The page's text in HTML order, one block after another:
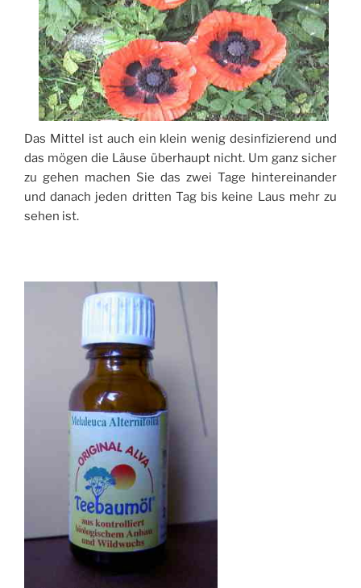
Das Mittel ist auch ein klein wenig desinfizierend und
das mögen die Läuse überhaupt nicht. Um ganz sicher
zu gehen machen Sie das zwei Tage hintereinander
und danach jeden dritten Tag bis keine Laus mehr zu
sehen ist.